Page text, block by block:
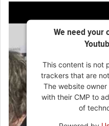
We need your
This content is not
trackers that are
The website
with their CMP to
of